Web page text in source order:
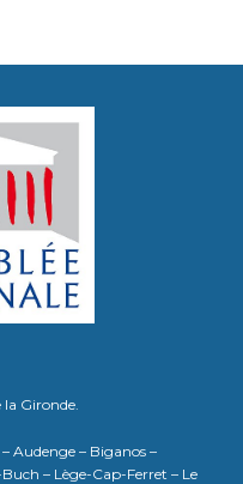
Gironde.
Audenge – Biganos –
– Lège-Cap-Ferret – Le